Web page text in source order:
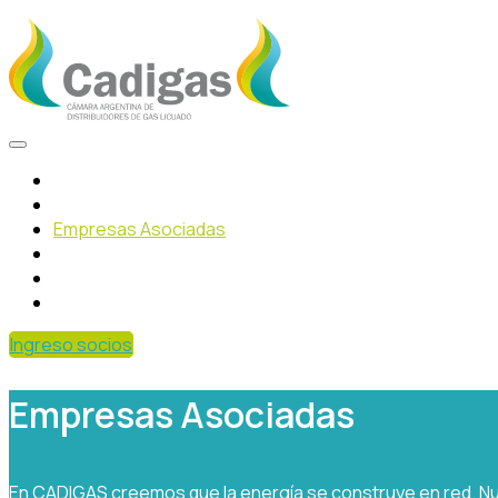
Empresas Asociadas
Ingreso socios
Empresas Asociadas
En CADIGAS creemos que la energía se construye en red.